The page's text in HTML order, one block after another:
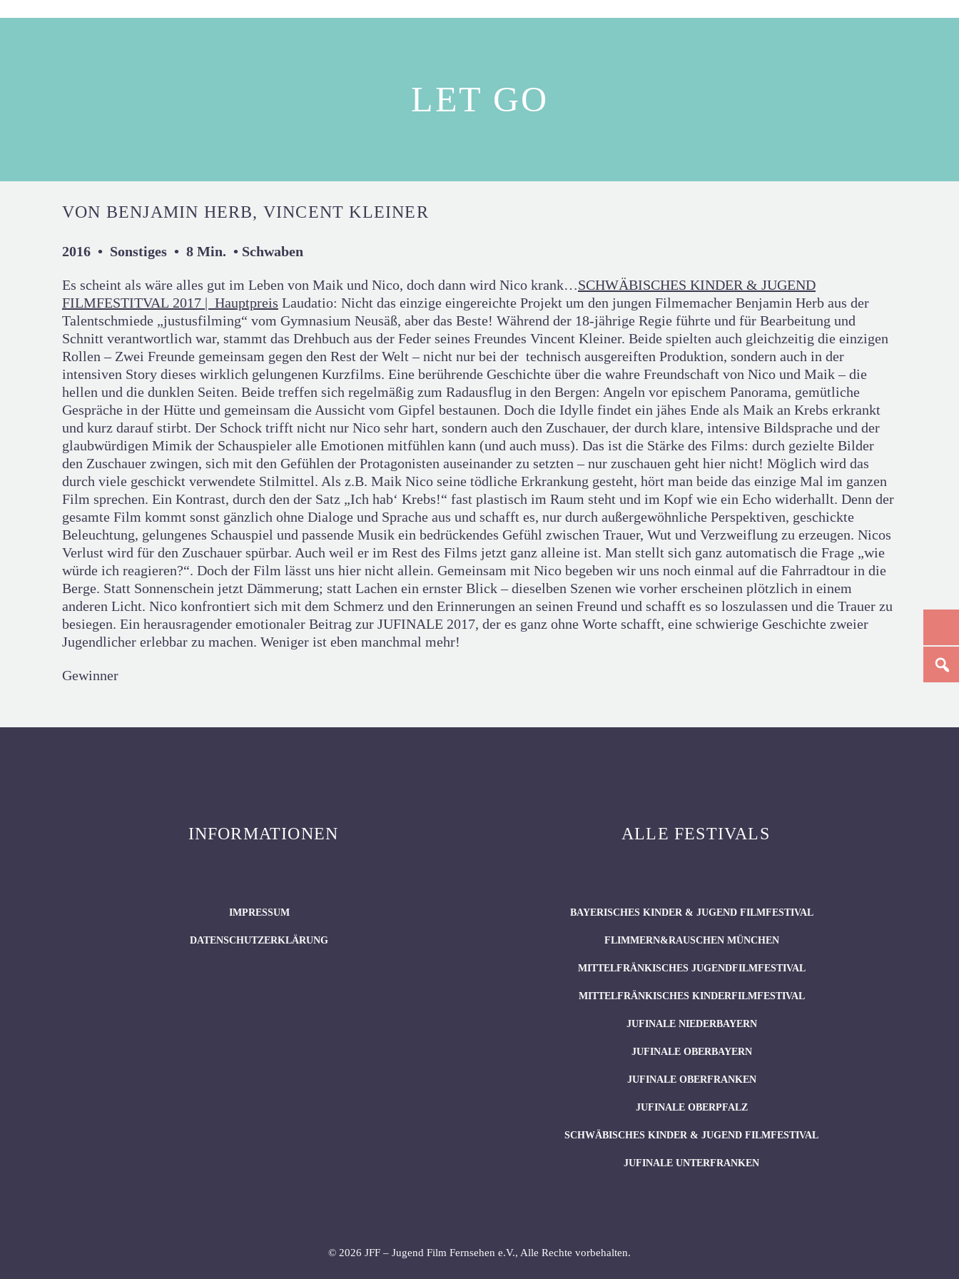
LET GO
VON BENJAMIN HERB, VINCENT KLEINER
2016 • Sonstiges • 8 Min. • Schwaben
Es scheint als wäre alles gut im Leben von Maik und Nico, doch dann wird Nico krank…SCHWÄBISCHES KINDER & JUGEND
FILMFESTITVAL 2017 | Hauptpreis Laudatio: Nicht das einzige eingereichte Projekt um den jungen Filmemacher Benjamin Herb aus der
Talentschmiede „justusfilming“ vom Gymnasium Neusäß, aber das Beste! Während der 18-jährige Regie führte und für Bearbeitung und
Schnitt verantwortlich war, stammt das Drehbuch aus der Feder seines Freundes Vincent Kleiner. Beide spielten auch gleichzeitig die einzigen
Rollen – Zwei Freunde gemeinsam gegen den Rest der Welt – nicht nur bei der technisch ausgereiften Produktion, sondern auch in der
intensiven Story dieses wirklich gelungenen Kurzfilms. Eine berührende Geschichte über die wahre Freundschaft von Nico und Maik – die
hellen und die dunklen Seiten. Beide treffen sich regelmäßig zum Radausflug in den Bergen: Angeln vor epischem Panorama, gemütliche
Gespräche in der Hütte und gemeinsam die Aussicht vom Gipfel bestaunen. Doch die Idylle findet ein jähes Ende als Maik an Krebs erkrankt
und kurz darauf stirbt. Der Schock trifft nicht nur Nico sehr hart, sondern auch den Zuschauer, der durch klare, intensive Bildsprache und der
glaubwürdigen Mimik der Schauspieler alle Emotionen mitfühlen kann (und auch muss). Das ist die Stärke des Films: durch gezielte Bilder
den Zuschauer zwingen, sich mit den Gefühlen der Protagonisten auseinander zu setzten – nur zuschauen geht hier nicht! Möglich wird das
durch viele geschickt verwendete Stilmittel. Als z.B. Maik Nico seine tödliche Erkrankung gesteht, hört man beide das einzige Mal im ganzen
Film sprechen. Ein Kontrast, durch den der Satz „Ich hab‘ Krebs!“ fast plastisch im Raum steht und im Kopf wie ein Echo widerhallt. Denn der
gesamte Film kommt sonst gänzlich ohne Dialoge und Sprache aus und schafft es, nur durch außergewöhnliche Perspektiven, geschickte
Beleuchtung, gelungenes Schauspiel und passende Musik ein bedrückendes Gefühl zwischen Trauer, Wut und Verzweiflung zu erzeugen. Nicos
Verlust wird für den Zuschauer spürbar. Auch weil er im Rest des Films jetzt ganz alleine ist. Man stellt sich ganz automatisch die Frage „wie
würde ich reagieren?“. Doch der Film lässt uns hier nicht allein. Gemeinsam mit Nico begeben wir uns noch einmal auf die Fahrradtour in die
Berge. Statt Sonnenschein jetzt Dämmerung; statt Lachen ein ernster Blick – dieselben Szenen wie vorher erscheinen plötzlich in einem
anderen Licht. Nico konfrontiert sich mit dem Schmerz und den Erinnerungen an seinen Freund und schafft es so loszulassen und die Trauer zu
besiegen. Ein herausragender emotionaler Beitrag zur JUFINALE 2017, der es ganz ohne Worte schafft, eine schwierige Geschichte zweier
Jugendlicher erlebbar zu machen. Weniger ist eben manchmal mehr!
Gewinner
INFORMATIONEN
IMPRESSUM
DATENSCHUTZERKLÄRUNG
ALLE FESTIVALS
BAYERISCHES KINDER & JUGEND FILMFESTIVAL
FLIMMERN&RAUSCHEN MÜNCHEN
MITTELFRÄNKISCHES JUGENDFILMFESTIVAL
MITTELFRÄNKISCHES KINDERFILMFESTIVAL
JUFINALE NIEDERBAYERN
JUFINALE OBERBAYERN
JUFINALE OBERFRANKEN
JUFINALE OBERPFALZ
SCHWÄBISCHES KINDER & JUGEND FILMFESTIVAL
JUFINALE UNTERFRANKEN
© 2026 JFF – Jugend Film Fernsehen e.V., Alle Rechte vorbehalten.